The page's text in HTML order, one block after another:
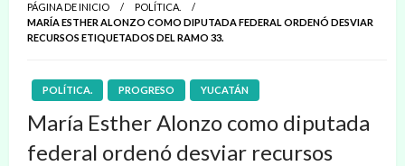
PÁGINA DE INICIO
POLÍTICA.
MARÍA ESTHER ALONZO COMO DIPUTADA FEDERAL ORDENÓ DESVIAR
RECURSOS ETIQUETADOS DEL RAMO 33.
POLÍTICA. PROGRESO YUCATÁN
María Esther Alonzo como diputada
federal ordenó desviar recursos